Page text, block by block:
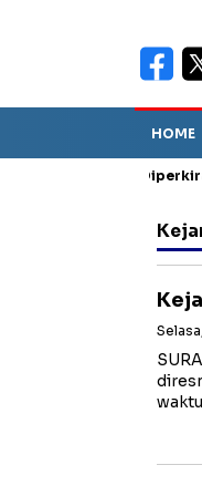
HOME
Sebut TPA Diperkirakan